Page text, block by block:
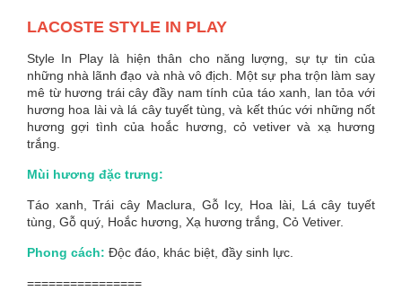
LACOSTE STYLE IN PLAY
Style In Play là hiện thân cho năng lượng, sự tự tin của
những nhà lãnh đạo và nhà vô địch. Một sự pha trộn làm say
mê từ hương trái cây đầy nam tính của táo xanh, lan tỏa với
hương hoa lài và lá cây tuyết tùng, và kết thúc với những nốt
hương gợi tình của hoắc hương, cỏ vetiver và xạ hương
trắng.
Mùi hương đặc trưng:
Táo xanh, Trái cây Maclura, Gỗ Icy, Hoa lài, Lá cây tuyết
tùng, Gỗ quý, Hoắc hương, Xạ hương trắng, Cỏ Vetiver.
Phong cách: Độc đáo, khác biệt, đầy sinh lực.
================